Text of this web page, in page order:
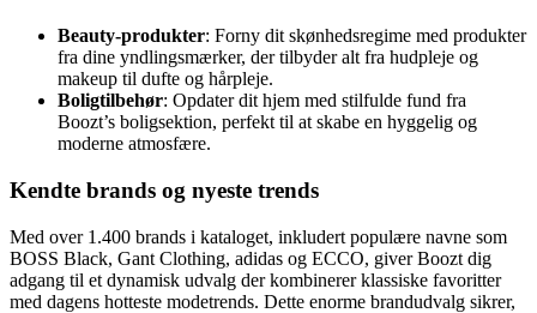
Beauty-produkter: Forny dit skønhedsregime med produkter
fra dine yndlingsmærker, der tilbyder alt fra hudpleje og
makeup til dufte og hårpleje.
Boligtilbehør: Opdater dit hjem med stilfulde fund fra
Boozt’s boligsektion, perfekt til at skabe en hyggelig og
moderne atmosfære.
Kendte brands og nyeste trends
Med over 1.400 brands i kataloget, inkludert populære navne som
BOSS Black, Gant Clothing, adidas og ECCO, giver Boozt dig
adgang til et dynamisk udvalg der kombinerer klassiske favoritter
med dagens hotteste modetrends. Dette enorme brandudvalg sikrer,